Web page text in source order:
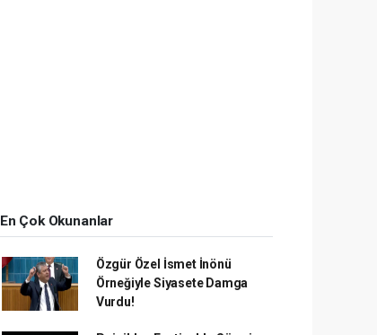
En Çok Okunanlar
Özgür Özel İsmet İnönü
Örneğiyle Siyasete Damga
Vurdu!